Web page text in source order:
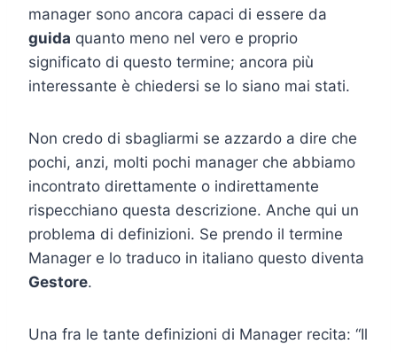
manager sono ancora capaci di essere da
guida quanto meno nel vero e proprio
significato di questo termine; ancora più
interessante è chiedersi se lo siano mai stati.
Non credo di sbagliarmi se azzardo a dire che
pochi, anzi, molti pochi manager che abbiamo
incontrato direttamente o indirettamente
rispecchiano questa descrizione. Anche qui un
problema di definizioni. Se prendo il termine
Manager e lo traduco in italiano questo diventa
Gestore.
Una fra le tante definizioni di Manager recita: “Il